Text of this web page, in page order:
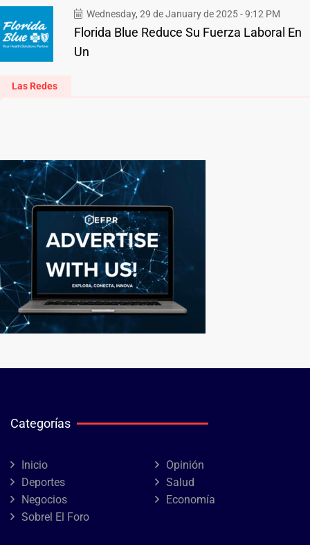
Wednesday, 29 de January de 2025 - 9:12 PM
Florida Blue Reduce Su Fuerza Laboral En
Un
Las Redes
Categorías
Inicio
Opinión
Deportes
Salud
Negocios
Economía
Sobrel El Foro